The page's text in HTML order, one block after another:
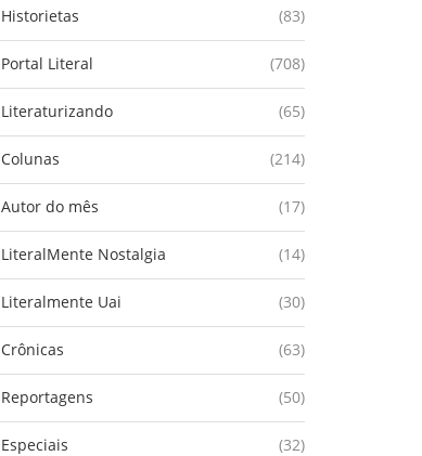
Historietas (83)
Portal Literal (708)
Literaturizando (65)
Colunas (214)
Autor do mês (17)
LiteralMente Nostalgia (14)
Literalmente Uai (30)
Crônicas (63)
Reportagens (50)
Especiais (32)